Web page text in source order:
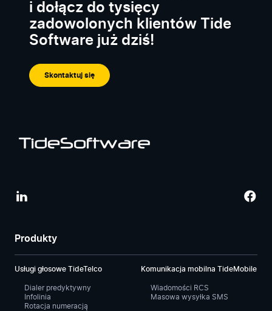
i dołącz do tysięcy
zadowolonych klientów Tide
Software już dziś!
Skontaktuj się
Produkty
Usługi głosowe TideTelco
Dialer predyktywny
Infolinia
Rotacja numeracją
Komunikacja mobilna TideMobile
Wiadomości RCS
Masowa wysyłka SMS